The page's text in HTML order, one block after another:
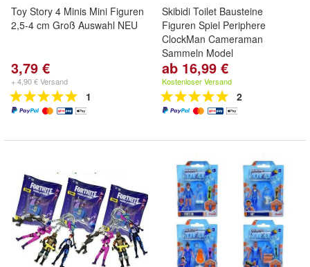
Toy Story 4 Minis Mini Figuren
2,5-4 cm Groß Auswahl NEU
3,79 €
+ 4,90 € Versand
1
Skibidi Toilet Bausteine
Figuren Spiel Periphere
ClockMan Cameraman
Sammeln Model
ab 16,99 €
Kostenloser Versand
2